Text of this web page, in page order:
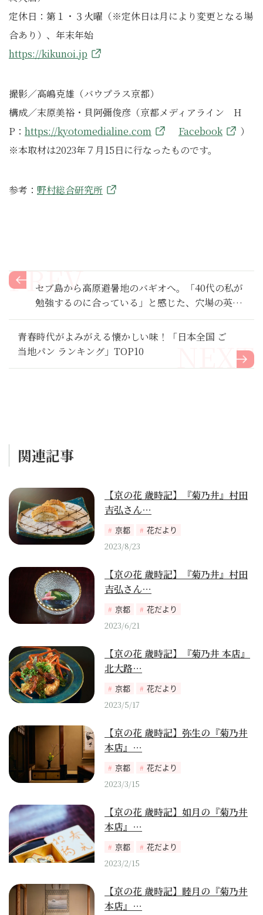
定休日：第１・３火曜（※定休日は月により変更となる場
合あり）、年末年始
https://kikunoi.jp
撮影／高嶋克雄（バウプラス京都）
構成／末原美裕・貝阿彌俊彦（京都メディアライン H
P： https://kyotomedialine.com Facebook
）
※本取材は2023年７月15日に行なったものです。
参考： 野村総合研究所
セブ島から高原避暑地のバギオへ。「40代の私が
勉強するのに合っている」と感じた、穴場の英語
留学先
青春時代がよみがえる懐かしい味！「日本全国 ご
当地パン ランキング」TOP10
関連記事
【京の花 歳時記】『菊乃井』村田
吉弘さん…
京都
花だより
2023/8/23
【京の花 歳時記】『菊乃井』村田
吉弘さん…
京都
花だより
2023/6/21
【京の花 歳時記】『菊乃井 本店』
北大路…
京都
花だより
2023/5/17
【京の花 歳時記】弥生の『菊乃井
本店』…
京都
花だより
2023/3/15
【京の花 歳時記】如月の『菊乃井
本店』…
京都
花だより
2023/2/15
【京の花 歳時記】睦月の『菊乃井
本店』…